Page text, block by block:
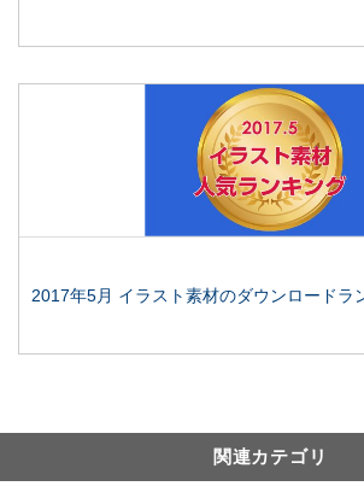
2017年5月 イラスト素材のダウンロードラ
関連カテゴリ